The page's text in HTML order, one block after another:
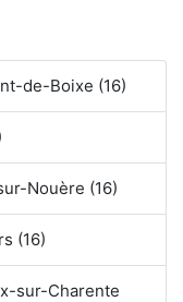
de-Boixe (16)
Nouère (16)
(16)
sur-Charente